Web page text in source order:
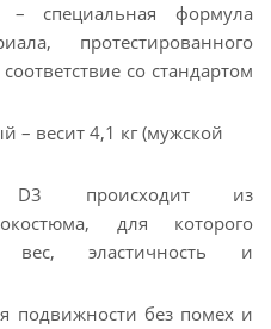
специальная формула
протестированного
со стандартом
– весит 4,1 кг (мужской
D3 происходит из
для которого
вес, эластичность и
подвижности без помех и